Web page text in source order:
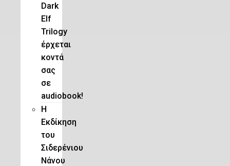
Dark
Elf
Trilogy
έρχεται
κοντά
σας
σε
audiobook!
Η
Εκδίκηση
του
Σιδερένιου
Νάνου